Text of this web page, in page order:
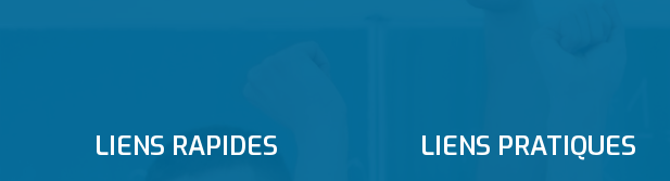
LIENS RAPIDES LIENS PRATIQUES